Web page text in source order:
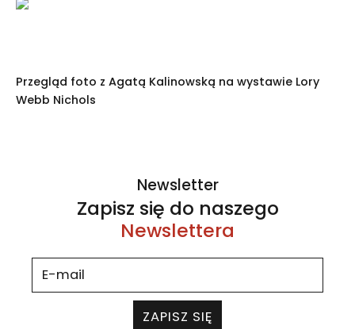
Przegląd foto z Agatą Kalinowską na wystawie Lory
Webb Nichols
Newsletter
Zapisz się do naszego
Newslettera
ZAPISZ SIĘ